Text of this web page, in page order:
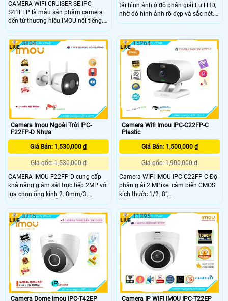
CAMERA WIFI CRUISER SE IPC-
S41FEP là mẫu sản phẩm camera
đến từ thương hiệu IMOU nổi tiếng.
Sở hữu hình ảnh sắc nét với độ
phân giải lên đến 4mp, đèn LED full
color cho ra hình ảnh có màu ban
đêm, đàm thoại 2 chiều thông minh,
quay xoay 360 độ cùng chống nước
chuẩn IP66 giúp cho camera dễ
dàng lắp đặt và hoạt động được
trong nhiều điều kiện cũng như vị trí
tải hình ảnh ở độ phân giải Full HD,
nhờ đó hình ảnh rõ đẹp và sắc nét.
Camera chủ động giữ các mối đe
tâm. CAMERA IMOU IPC-F22FEP-D
có cảm biến 1080P và thuật toán IR
tiên tiến cung cấp video rõ nét cả
ngày lẫn đêm. Nén H
Camera Imou Ngoài Trời IPC-
F22FP-D Nhựa
Giá Bán: 1,530,000 ₫
Giá gốc: 1,530,000 ₫
CAMERA IMOU F22FP-D cung cấp
khả năng giám sát trực tiếp 2MP với
lựa chọn ống kính 2. 8mm/3.
6mm/6mm, nó hỗ trợ bốn đêm các
chế độ tầm nhìn cho độ rõ nét như
ban ngày ngay cả trong bóng tối.
CAMERA IMOU F22FP-D có cảm
biến 1080P và thuật toán IR tiên tiến
cung cấp video rõ nét cả ngày lẫn
3804
Camera Wifi Imou IPC-C22FP-C
Plastic
Giá Bán: 1,500,000 ₫
Giá gốc: 1,900,000 ₫
Camera WIFI IMOU IPC-C22FP-C Độ
phân giải 2 MPixel cảm biến CMOS
kích thước 1/2. 8”,
25/30fps@2MP(1920×1080),Tính
năng phát hiện con người, phát hiện
âm thanh bất thường, đàm thoại hai
chiều,Tính năng Wifi Hotspot
(AP),Ống kính cố định 2. 8mm cho
góc nhìn 97°(H), 52°(V), 114°(D), tích
hợp míc với chuẩn âm thanh G.
711a / G
15264
Camera Dome Imou IPC-T42EP
3715
Camera IP WIFI IMOU IPC-T22EP
11295